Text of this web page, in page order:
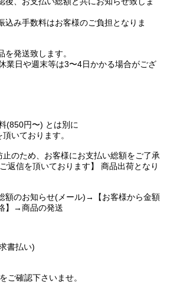
み手数料はお客様のご負担となりま
発送致します。
業日や週末等は3〜4日かかる場合がござ
(850円〜) とは別に
いております。
のため、お客様にお支払い総額をご了承
返信を頂いております】 商品出荷となり
のお知らせ(メール)→【お客様から金額
】→商品の発送
書払い)
確認下さいませ。